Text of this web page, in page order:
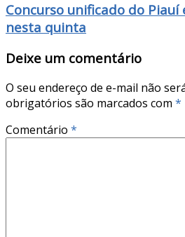
Concurso unificado do
nesta quinta
Deixe um comentário
O seu endereço de e-mail não
obrigatórios são marcados com *
Comentário *